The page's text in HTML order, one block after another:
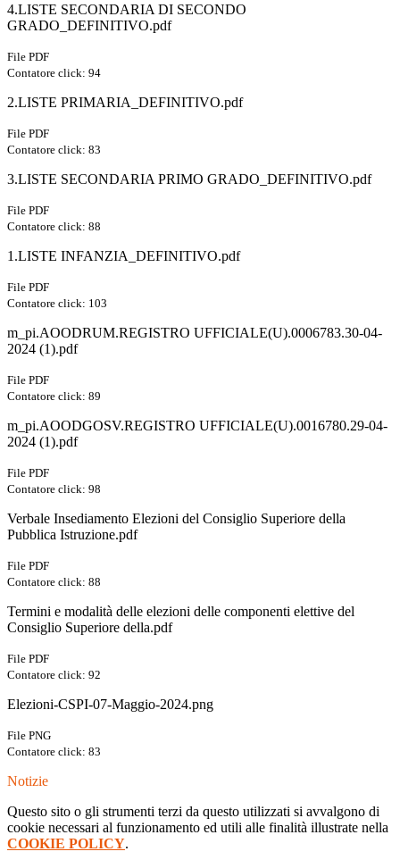
4.LISTE SECONDARIA DI SECONDO
GRADO_DEFINITIVO.pdf
File PDF
Contatore click: 94
2.LISTE PRIMARIA_DEFINITIVO.pdf
File PDF
Contatore click: 83
3.LISTE SECONDARIA PRIMO GRADO_DEFINITIVO.pdf
File PDF
Contatore click: 88
1.LISTE INFANZIA_DEFINITIVO.pdf
File PDF
Contatore click: 103
m_pi.AOODRUM.REGISTRO UFFICIALE(U).0006783.30-04-
2024 (1).pdf
File PDF
Contatore click: 89
m_pi.AOODGOSV.REGISTRO UFFICIALE(U).0016780.29-04-
2024 (1).pdf
File PDF
Contatore click: 98
Verbale Insediamento Elezioni del Consiglio Superiore della
Pubblica Istruzione.pdf
File PDF
Contatore click: 88
Termini e modalità delle elezioni delle componenti elettive del
Consiglio Superiore della.pdf
File PDF
Contatore click: 92
Elezioni-CSPI-07-Maggio-2024.png
File PNG
Contatore click: 83
Notizie
Questo sito o gli strumenti terzi da questo utilizzati si avvalgono di
cookie necessari al funzionamento ed utili alle finalità illustrate nella
COOKIE POLICY.